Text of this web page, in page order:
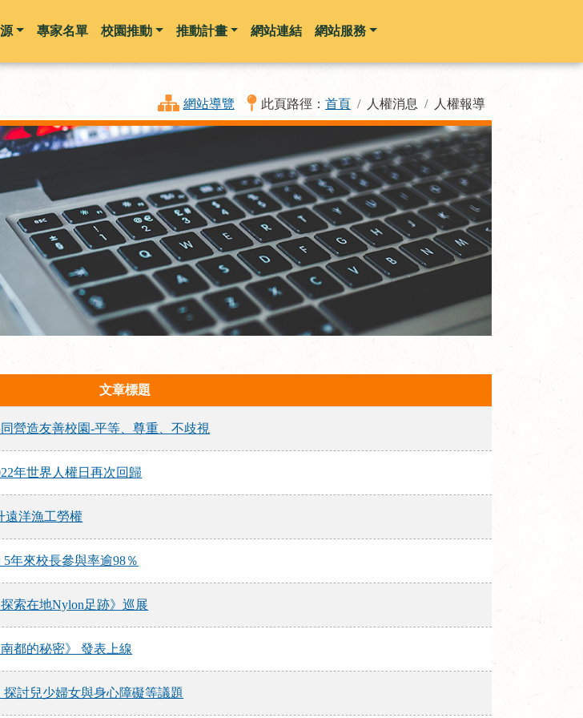
跳到主要內容
專家名單 校園推動 推動計畫 網站連結 網站服務
網站導覽 此頁路徑： 首頁 人權消息 人權報導
文章標題
營造友善校園-平等、尊重、不歧視
年世界人權日再次回歸
遠洋漁工勞權
年來校長參與率逾98％
索在地Nylon足跡》巡展
都的秘密》 發表上線
討兒少婦女與身心障礙等議題